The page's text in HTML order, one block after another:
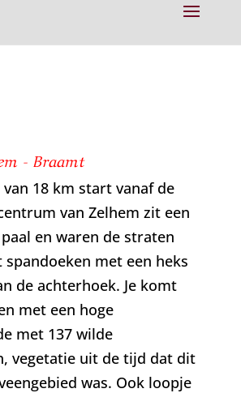
- Braamt
van 18 km start vanaf de
van Zelhem zit een
en waren de straten
met een heks
de achterhoek. Je komt
met een hoge
met 137 wilde
vegetatie uit de tijd dat dit
was. Ook loopje